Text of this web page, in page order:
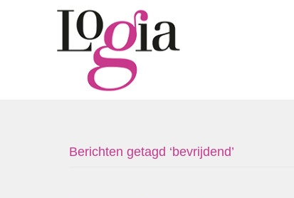
Berichten getagd ‘bevrijdend’